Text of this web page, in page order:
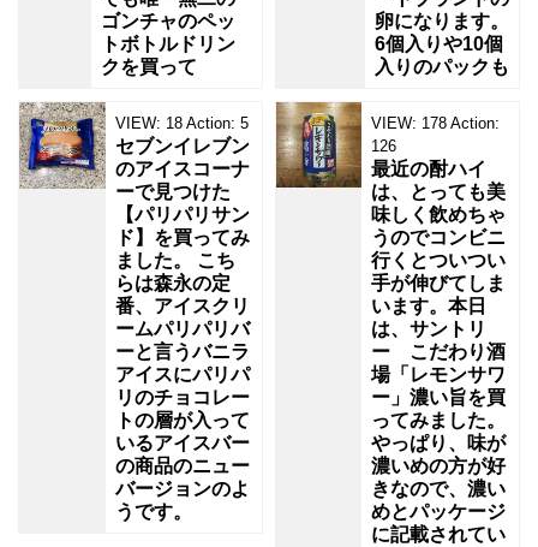
ゴンチャのペッ
トボトルドリン
クを買って
卵になります。
6個入りや10個
入りのパックも
VIEW: 18 Action: 5
セブンイレブン
のアイスコーナ
ーで見つけた
【パリパリサン
ド】を買ってみ
ました。 こち
らは森永の定
番、アイスクリ
ームパリパリバ
ーと言うバニラ
アイスにパリパ
リのチョコレー
トの層が入って
いるアイスバー
の商品のニュー
バージョンのよ
うです。
VIEW: 178 Action:
126
最近の酎ハイ
は、とっても美
味しく飲めちゃ
うのでコンビニ
行くとついつい
手が伸びてしま
います。本日
は、サントリ
ー こだわり酒
場「レモンサワ
ー」濃い旨を買
ってみました。
やっぱり、味が
濃いめの方が好
きなので、濃い
めとパッケージ
に記載されてい